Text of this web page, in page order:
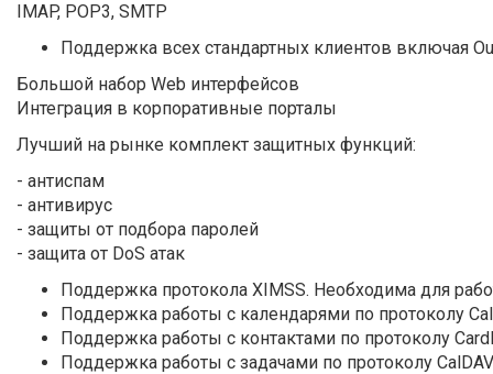
IMAP, POP3, SMTP
Поддержка всех стандартных клиентов включая
Большой набор Web интерфейсов
Интеграция в корпоративные порталы
Лучший на рынке комплект защитных функций:
- антиспам
- антивирус
- защиты от подбора паролей
- защита от DoS атак
Поддержка протокола XIMSS. Необходима для
Поддержка работы с календарями по протоколу
Поддержка работы с контактами по протоколу
Поддержка работы с задачами по протоколу CalDAV